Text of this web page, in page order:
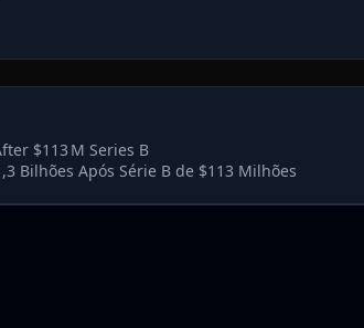
$113 M Series B
Bilhões Após Série B de $113 Milhões